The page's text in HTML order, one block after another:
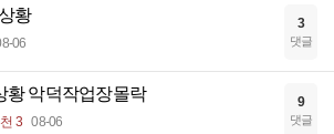
황
06
3
댓글
황 악덕작업장몰락
3 08-06
9
댓글